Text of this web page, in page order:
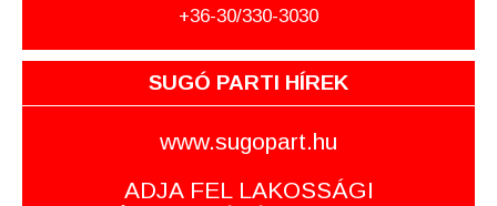
+36-30/330-3030
SUGÓ PARTI HÍREK
www.sugopart.hu
ADJA FEL LAKOSSÁGI